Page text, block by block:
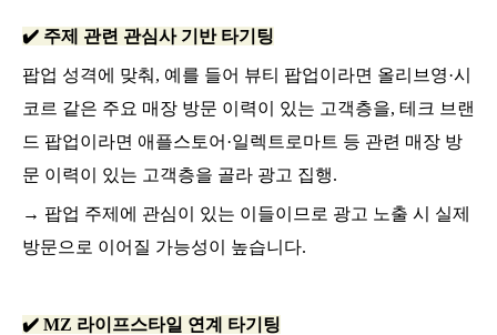
✔️ 주제 관련 관심사 기반 타기팅
팝업 성격에 맞춰, 예를 들어 뷰티 팝업이라면 올리브영·시
코르 같은 주요 매장 방문 이력이 있는 고객층을, 테크 브랜
드 팝업이라면 애플스토어·일렉트로마트 등 관련 매장 방
문 이력이 있는 고객층을 골라 광고 집행.
→ 팝업 주제에 관심이 있는 이들이므로 광고 노출 시 실제
방문으로 이어질 가능성이 높습니다.
✔️ MZ 라이프스타일 연계 타기팅